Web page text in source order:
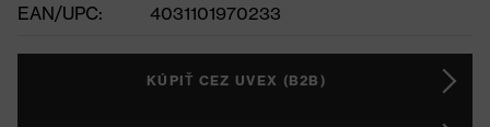
EAN/UPC:
4031101970233
KÚPIŤ CEZ UVEX (B2B)